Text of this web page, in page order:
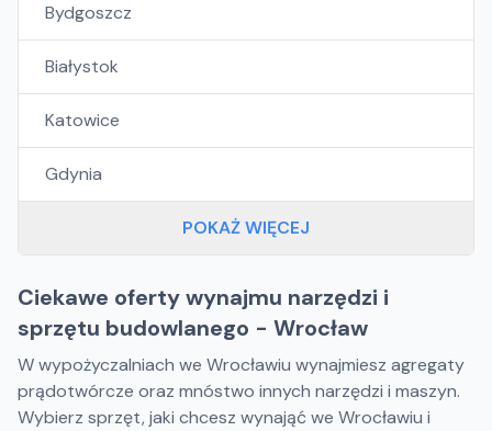
Bydgoszcz
Białystok
Katowice
Gdynia
POKAŻ WIĘCEJ
Ciekawe oferty wynajmu narzędzi i
sprzętu budowlanego - Wrocław
W wypożyczalniach we Wrocławiu wynajmiesz agregaty
prądotwórcze oraz mnóstwo innych narzędzi i maszyn.
Wybierz sprzęt, jaki chcesz wynająć we Wrocławiu i